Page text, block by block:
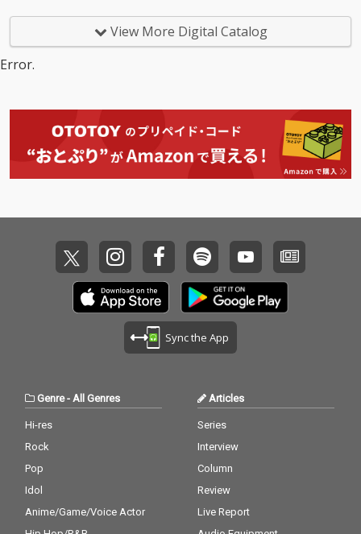
うな一曲です。「虹の
ャズに浸る時間や、夜
の静けさにグラスを傾
けながら聴くひとと
き、レトロなジャズ喫
ー・ピーターソン 名
巨匠」「鍵盤の魔術
師」「癒しの ジャズ」
「スウィング ジャズ」
「ボサノヴァ ジャズ」
などのキーワードで探
している方にもおすす
View More Digital Catalog
Error.
Sync the App
Genre-All Genres
Hi-res
Rock
Pop
Idol
Anime/Game/Voice Actor
Articles
Series
Interview
Column
Review
Live Report